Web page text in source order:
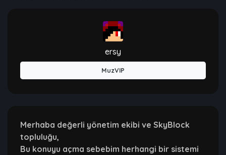
ersy
MuzVIP
Merhaba değerli yönetim ekibi ve SkyBlock
topluluğu,
Bu konuyu açma sebebim herhangi bir sistemi